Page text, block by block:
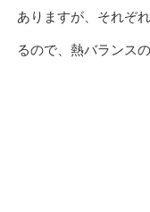
ありますが、それぞ
るので、熱バランス